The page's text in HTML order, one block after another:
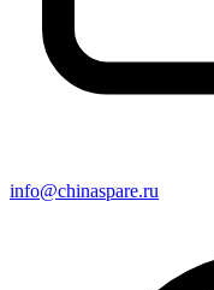
info@chinaspare.ru